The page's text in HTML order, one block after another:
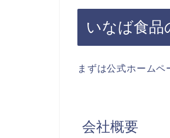
いなば食品
まずは公式ホームペ
会社概要